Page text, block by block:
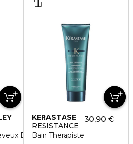
Brillance et Nutrition
KERASTASE
RESISTANCE
Bain Therapiste
30,90 €